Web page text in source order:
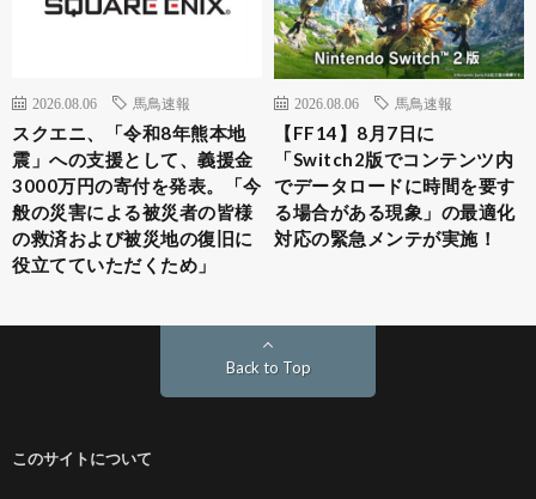
2026.08.06 馬鳥速報
スクエニ、「令和8年熊本地
震」への支援として、義援金
3000万円の寄付を発表。「今
般の災害による被災者の皆様
の救済および被災地の復旧に
役立てていただくため」
2026.08.06 馬鳥速報
【FF14】8月7日に
「Switch2版でコンテンツ内
でデータロードに時間を要す
る場合がある現象」の最適化
対応の緊急メンテが実施！
Back to Top
このサイトについて